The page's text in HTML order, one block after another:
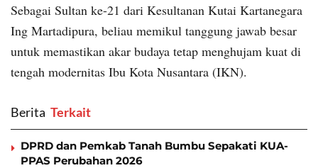
Sebagai Sultan ke-21 dari Kesultanan Kutai Kartanegara
Ing Martadipura, beliau memikul tanggung jawab besar
untuk memastikan akar budaya tetap menghujam kuat di
tengah modernitas Ibu Kota Nusantara (IKN).
Berita ‎ Terkait
DPRD dan Pemkab Tanah Bumbu Sepakati KUA-
PPAS Perubahan 2026